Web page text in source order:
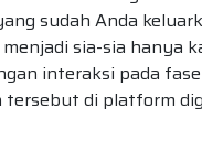
sudah Anda
sia-sia hanya
interaksi pada
tersebut di platform